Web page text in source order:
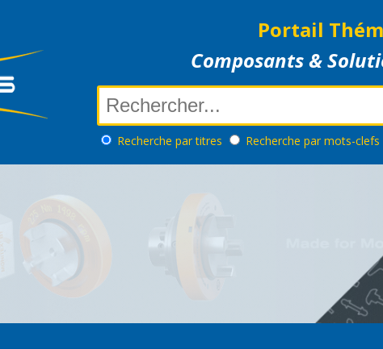
Portail
Composants &
Recherche par titres Recherche par mots-clefs